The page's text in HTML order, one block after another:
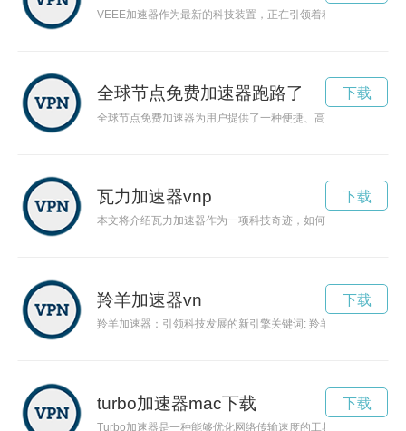
VEEE加速器作为最新的科技装置，正在引领着科学研究领域
全球节点免费加速器跑路了
全球节点免费加速器为用户提供了一种便捷、高效的方式来加
下载
瓦力加速器vnp
本文将介绍瓦力加速器作为一项科技奇迹，如何推动创新的发
下载
羚羊加速器vn
羚羊加速器：引领科技发展的新引擎关键词: 羚羊加速器，科技
下载
turbo加速器mac下载
Turbo加速器是一种能够优化网络传输速度的工具，通过提供更
下载